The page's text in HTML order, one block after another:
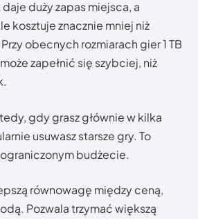
daje duży zapas miejsca, a
kosztuje znacznie mniej niż
obecnych rozmiarach gier 1 TB
zapełnić się szybciej, niż
gdy grasz głównie w kilka
usuwasz starsze gry. To
budżecie.
równowagę między ceną,
Pozwala trzymać większą